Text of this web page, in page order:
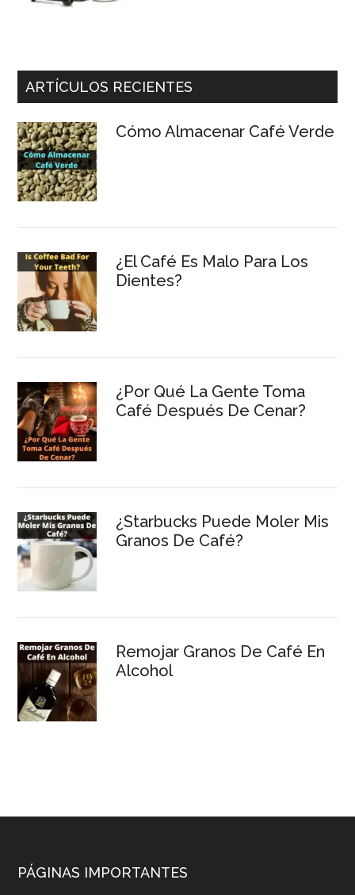
ARTÍCULOS RECIENTES
Cómo Almacenar Café Verde
¿El Café Es Malo Para Los
Dientes?
¿Por Qué La Gente Toma
Café Después De Cenar?
¿Starbucks Puede Moler Mis
Granos De Café?
Remojar Granos De Café En
Alcohol
Footer
PÁGINAS IMPORTANTES